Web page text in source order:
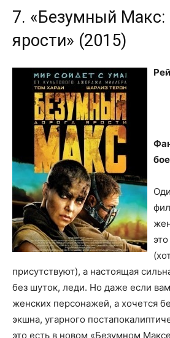
7. «Безумный Макс:
ярости» (2015)
присутствуют), а настоящая
без шуток, леди. Но даже если
женских персонажей, а хочется
экшна, угарного
это есть в новом «Безумном